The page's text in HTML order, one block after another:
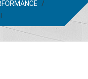
/